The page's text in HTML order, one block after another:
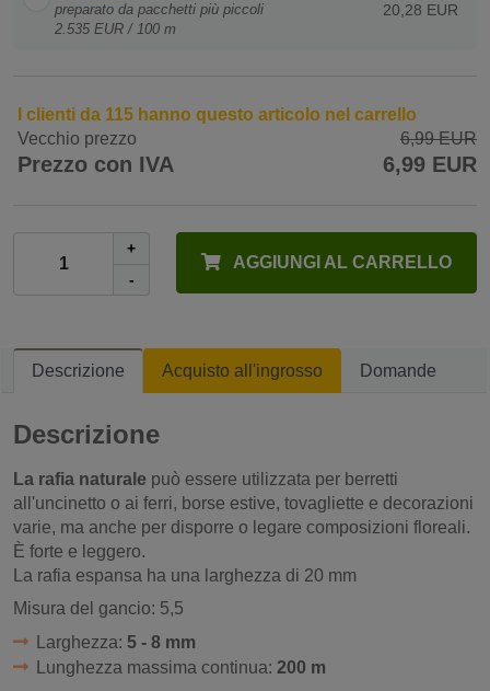
preparato da pacchetti più piccoli
2.535 EUR / 100 m
20,28 EUR
I clienti da 115 hanno questo articolo nel carrello
Vecchio prezzo
6,99 EUR
Prezzo con IVA 6,99 EUR
+
-
AGGIUNGI AL CARRELLO
Descrizione Acquisto all'ingrosso Domande
Descrizione
La rafia naturale può essere utilizzata per berretti
all'uncinetto o ai ferri, borse estive, tovagliette e decorazioni
varie, ma anche per disporre o legare composizioni floreali.
È forte e leggero.
La rafia espansa ha una larghezza di 20 mm
Misura del gancio: 5,5
Larghezza: 5 - 8 mm
Lunghezza massima continua: 200 m